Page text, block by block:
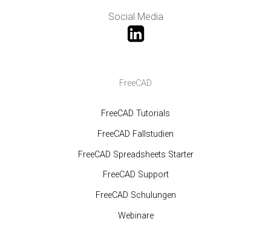
Social Media
FreeCAD
FreeCAD Tutorials
FreeCAD Fallstudien
FreeCAD Spreadsheets Starter
FreeCAD Support
FreeCAD Schulungen
Webinare